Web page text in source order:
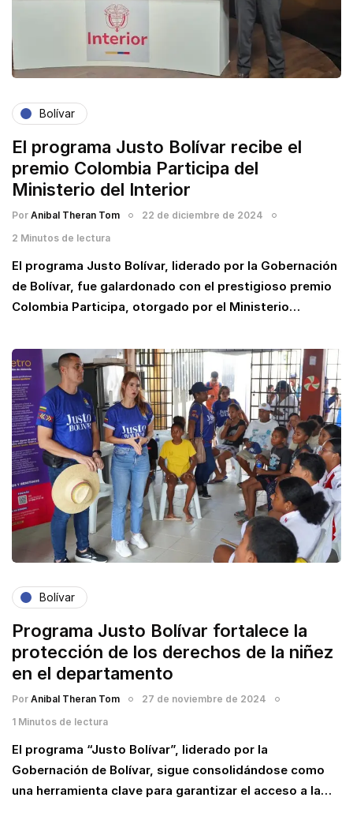
Bolívar
El programa Justo Bolívar recibe el
premio Colombia Participa del
Ministerio del Interior
Por Anibal Theran Tom
22 de diciembre de 2024
2 Minutos de lectura
El programa Justo Bolívar, liderado por la Gobernación
de Bolívar, fue galardonado con el prestigioso premio
Colombia Participa, otorgado por el Ministerio…
Bolívar
Programa Justo Bolívar fortalece la
protección de los derechos de la niñez
en el departamento
Por Anibal Theran Tom
27 de noviembre de 2024
1 Minutos de lectura
El programa “Justo Bolívar”, liderado por la
Gobernación de Bolívar, sigue consolidándose como
una herramienta clave para garantizar el acceso a la…